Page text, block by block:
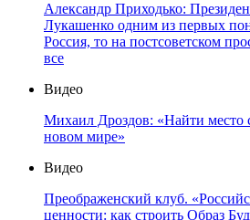
Александр Приходько:
Лукашенко одним из первых
Россия, то на постсоветском
все
Видео
Михаил Дроздов: «Найти место
новом мире»
Видео
Преображенский клуб.
ценности: как строить Образ